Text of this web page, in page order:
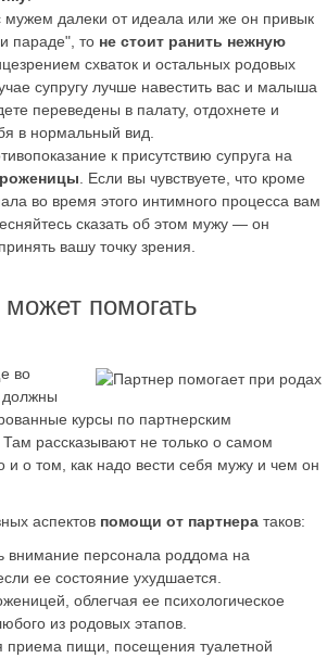
далеки от идеала или же он привык
параде", то не стоит ранить нежную
схваток и остальных родовых
супругу лучше навестить вас и малыша
переведены в палату, отдохнете и
в нормальный вид.
к присутствию супруга на
. Если вы чувствуете, что кроме
во время этого интимного процесса вам
сказать об этом мужу — он
вашу точку зрения.
помогать
во
должны
курсы по партнерским
рассказывают не только о самом
и о том, как надо вести себя мужу и чем он
аспектов помощи от партнера таков:
внимание персонала роддома на
ее состояние ухудшается.
облегчая ее психологическое
из родовых этапов.
приема пищи, посещения туалетной